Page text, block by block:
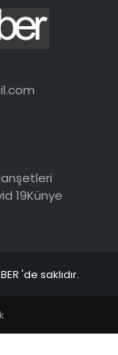
19Künye
'de saklıdır.